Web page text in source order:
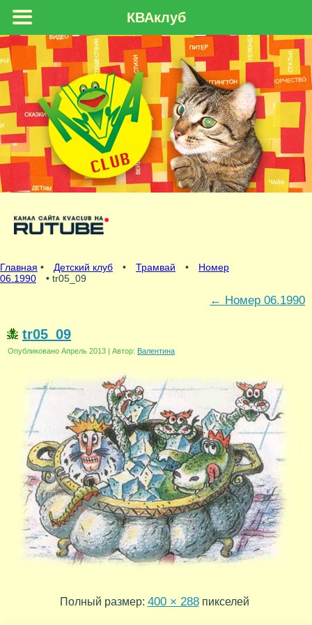
Главная • Детский клуб • Трамвай •
Номер
06.1990
• tr05_09
← Номер 06.1990
tr05_09
Опубликовано Апрель 2013 | Автор: Валентина
Полный размер: 400 × 288пикселей
КВАклуб